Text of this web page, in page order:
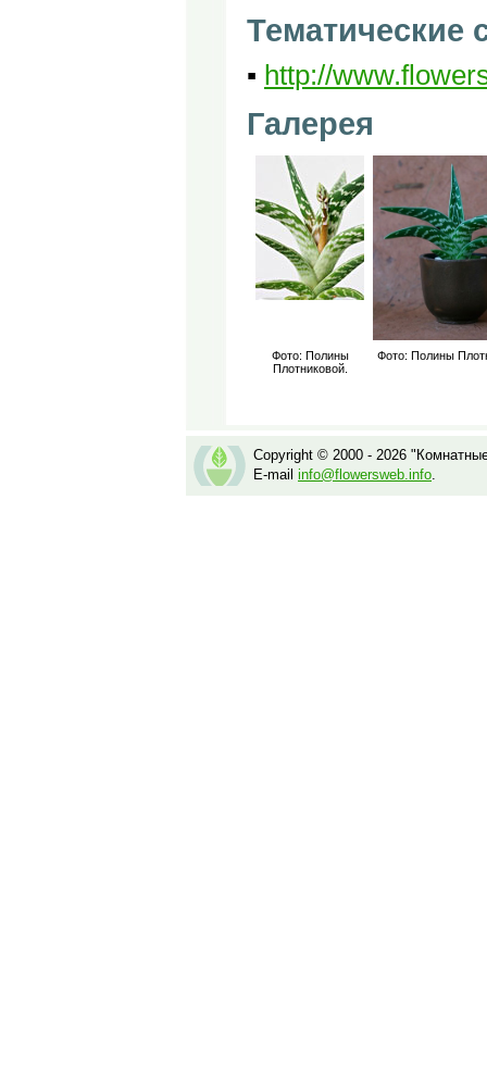
Тематические
▪ http://
Галерея
Фото: Полины
Плотниковой.
Фото: Полины
Copyright © 2000 - 2026
E-mail info@flowersweb.info.